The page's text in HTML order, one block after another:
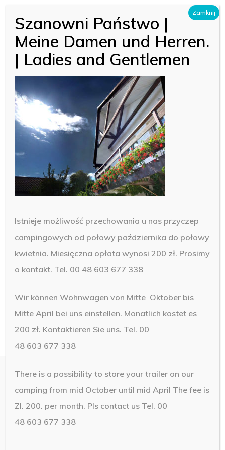
main
content
Menu
7
© 2019 Camping Brawo. Design byNetMedia24
Menu
Szanowni Państwo |
Meine Damen und Herren.
| Ladies and Gentlemen
Istnieje możliwość przechowania u nas przyczep
campingowych od połowy października do połowy
kwietnia. Miesięczna opłata wynosi 200 zł. Prosimy
o kontakt. Tel. 00 48 603 677 338
Wir können Wohnwagen von Mitte Oktober bis
Mitte April bei uns einstellen. Monatlich kostet es
200 zł. Kontaktieren Sie uns. Tel. 00
48 603 677 338
There is a possibility to store your trailer on our
camping from mid October until mid April The fee is
Zl. 200. per month. Pls contact us Tel. 00
48 603 677 338
Zamknij